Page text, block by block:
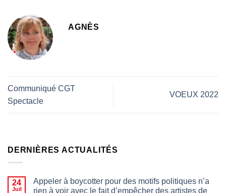
AGNÈS
Communiqué CGT
Spectacle
VOEUX 2022
DERNIÈRES ACTUALITÉS
24
Juil
Appeler à boycotter pour des motifs politiques n’a
rien à voir avec le fait d’empêcher des artistes de